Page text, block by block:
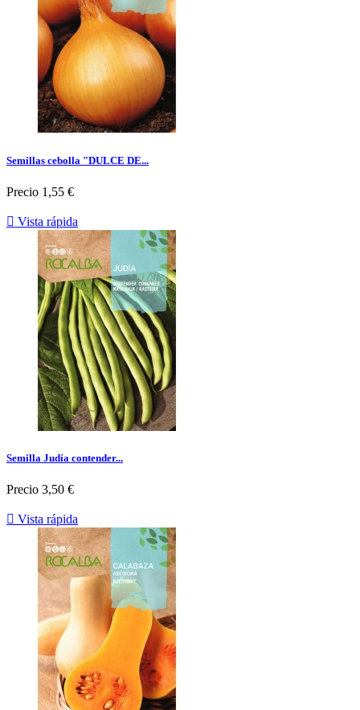
Semillas cebolla "DULCE DE...
Precio 1,55 €
 Vista rápida
Semilla Judía contender...
Precio 3,50 €
 Vista rápida